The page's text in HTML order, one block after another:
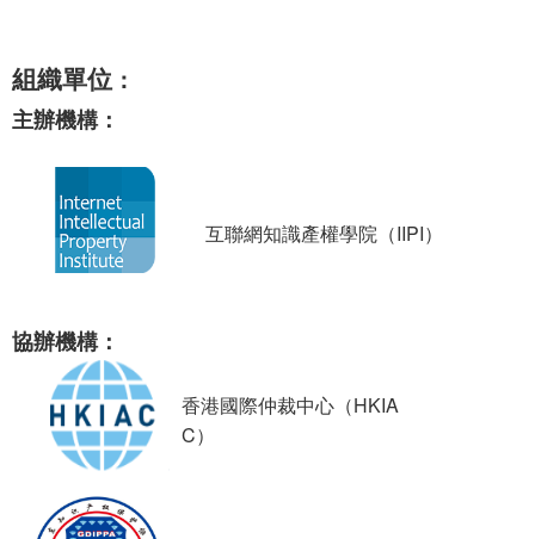
組織單位 ：
主辦機構：
互聯網知識產權學院（IIPI）
協辦機構：
香港國際仲裁中心（HKIA
C）